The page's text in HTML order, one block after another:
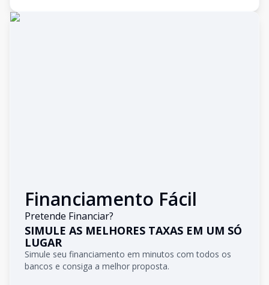
Financiamento Fácil
Pretende Financiar?
SIMULE AS MELHORES TAXAS EM UM SÓ
LUGAR
Simule seu financiamento em minutos com todos os
bancos e consiga a melhor proposta.